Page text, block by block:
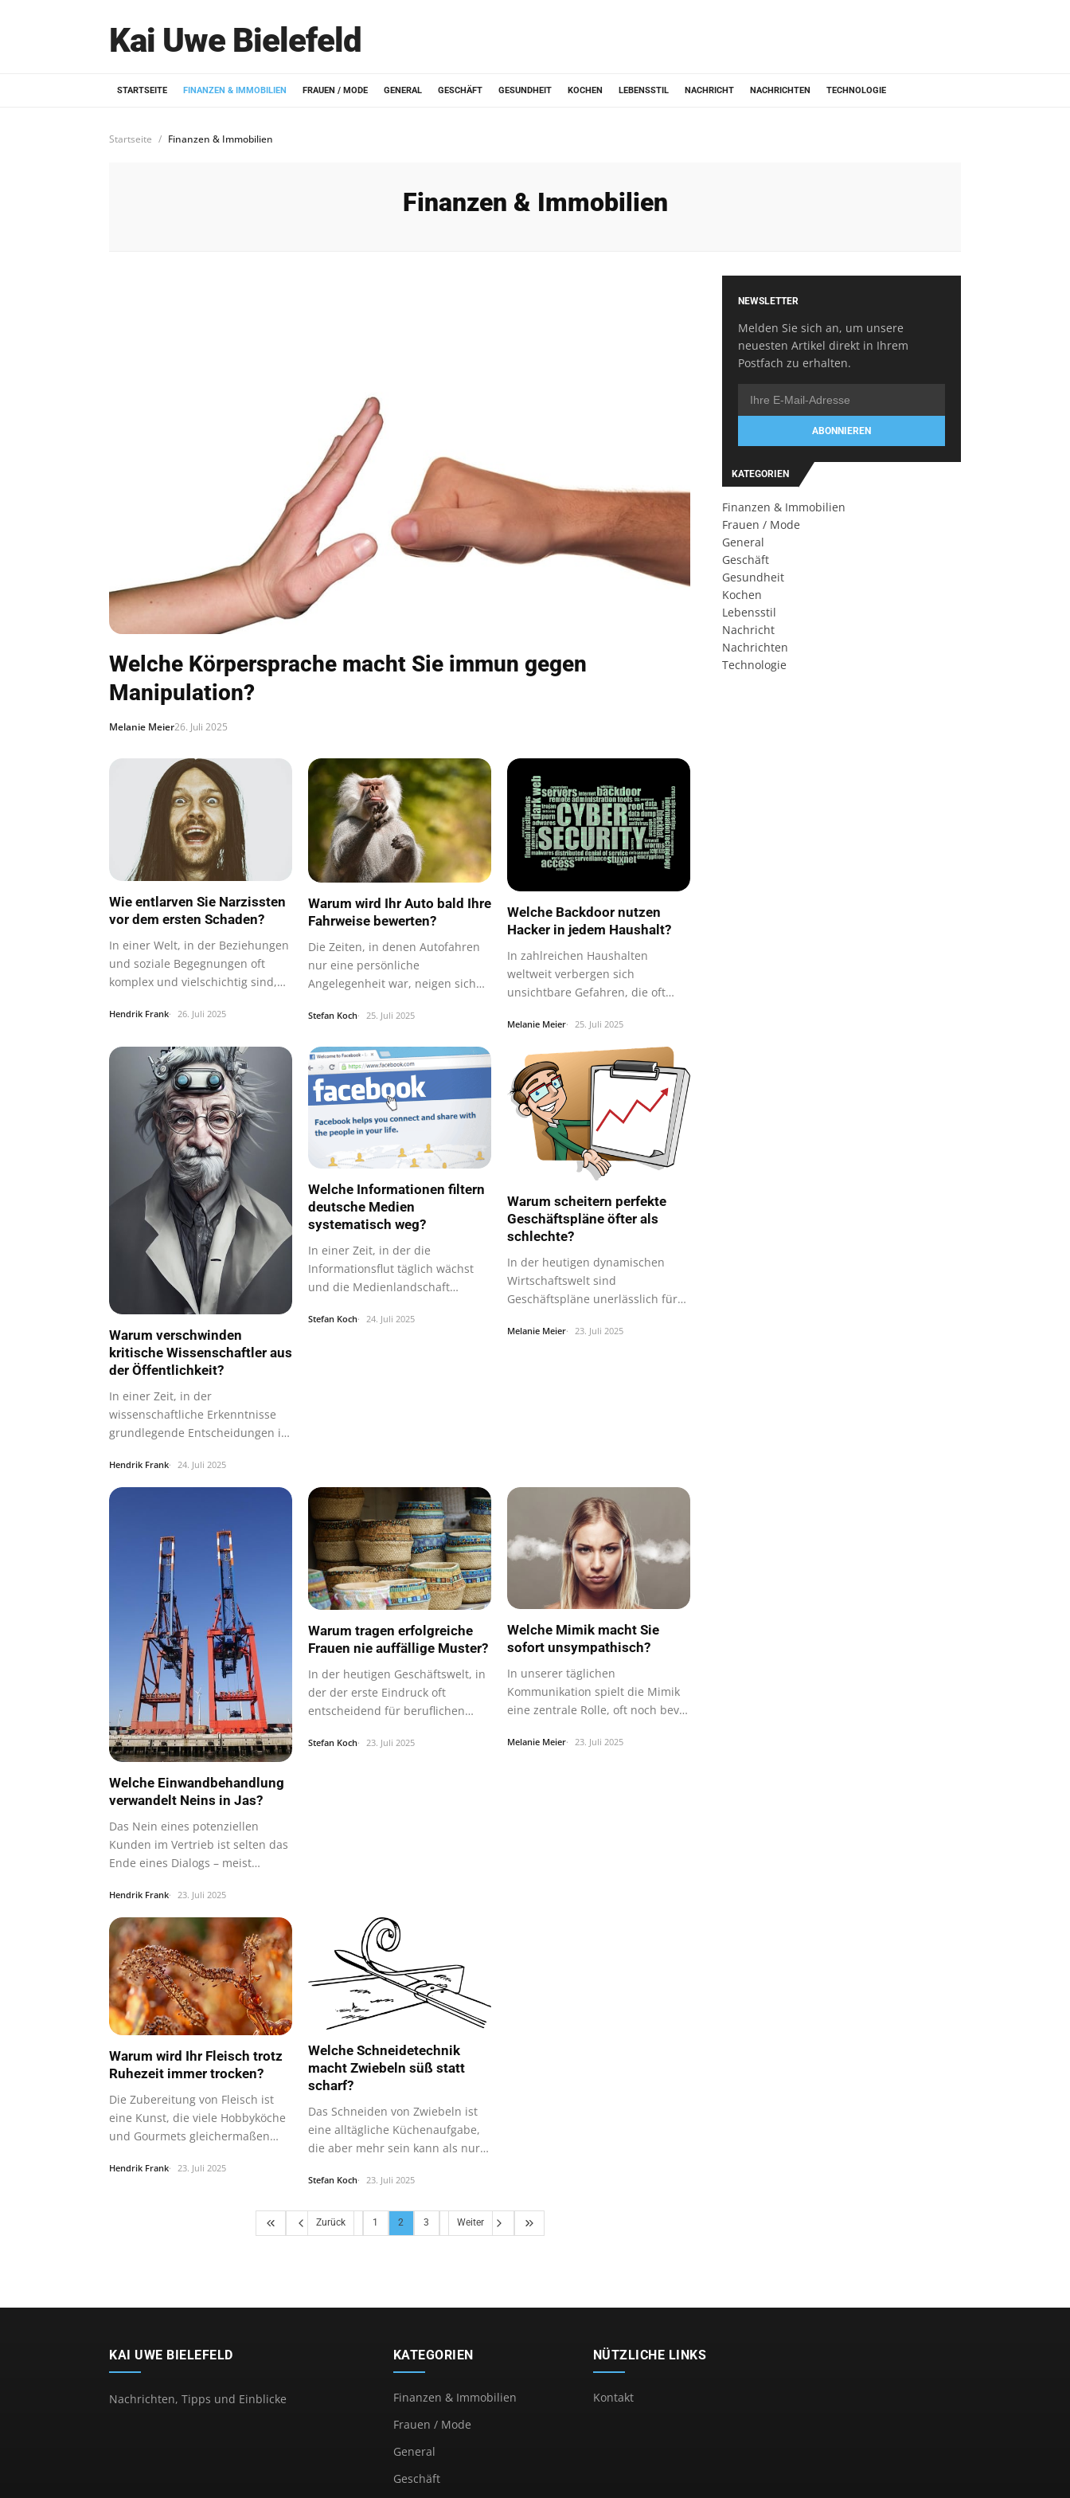
Kai Uwe Bielefeld
STARTSEITE FINANZEN & IMMOBILIEN FRAUEN / MODE GENERAL GESCHÄFT GESUNDHEIT KOCHEN LEBENSSTIL NACHRICHT NACHRICHTEN TECHNOLOGIE
Startseite Finanzen & Immobilien
Finanzen & Immobilien
Welche Körpersprache macht Sie immun gegen
Manipulation?
Melanie Meier26. Juli 2025
Wie entlarven Sie Narzissten
vor dem ersten Schaden?
In einer Welt, in der Beziehungen
und soziale Begegnungen oft
komplex und vielschichtig sind,
Hendrik Frank 26. Juli 2025
Warum wird Ihr Auto bald Ihre
Fahrweise bewerten?
Die Zeiten, in denen Autofahren
nur eine persönliche
Angelegenheit war, neigen sich
Stefan Koch 25. Juli 2025
Welche Backdoor nutzen
Hacker in jedem Haushalt?
In zahlreichen Haushalten
weltweit verbergen sich
unsichtbare Gefahren, die oft
Melanie Meier 25. Juli 2025
Warum verschwinden
kritische Wissenschaftler aus
der Öffentlichkeit?
In einer Zeit, in der
wissenschaftliche Erkenntnisse
grundlegende Entscheidungen in
Hendrik Frank 24. Juli 2025
Welche Informationen filtern
deutsche Medien
systematisch weg?
In einer Zeit, in der die
Informationsflut täglich wächst
und die Medienlandschaft
Stefan Koch 24. Juli 2025
Warum scheitern perfekte
Geschäftspläne öfter als
schlechte?
In der heutigen dynamischen
Wirtschaftswelt sind
Geschäftspläne unerlässlich für
Melanie Meier 23. Juli 2025
Welche Einwandbehandlung
verwandelt Neins in Jas?
Das Nein eines potenziellen
Kunden im Vertrieb ist selten das
Ende eines Dialogs – meist
Hendrik Frank 23. Juli 2025
Warum tragen erfolgreiche
Frauen nie auffällige Muster?
In der heutigen Geschäftswelt, in
der der erste Eindruck oft
entscheidend für beruflichen
Stefan Koch 23. Juli 2025
Welche Mimik macht Sie
sofort unsympathisch?
In unserer täglichen
Kommunikation spielt die Mimik
eine zentrale Rolle, oft noch bevor
Melanie Meier 23. Juli 2025
Warum wird Ihr Fleisch trotz
Ruhezeit immer trocken?
Die Zubereitung von Fleisch ist
eine Kunst, die viele Hobbyköche
und Gourmets gleichermaßen…
Hendrik Frank 23. Juli 2025
Welche Schneidetechnik
macht Zwiebeln süß statt
scharf?
Das Schneiden von Zwiebeln ist
eine alltägliche Küchenaufgabe,
die aber mehr sein kann als nur…
Stefan Koch 23. Juli 2025
Zurück 1 2 3 Weiter
NEWSLETTER
Melden Sie sich an, um unsere
neuesten Artikel direkt in Ihrem
Postfach zu erhalten.
ABONNIEREN
KATEGORIEN
Finanzen & Immobilien
Frauen / Mode
General
Geschäft
Gesundheit
Kochen
Lebensstil
Nachricht
Nachrichten
Technologie
KAI UWE BIELEFELD
Nachrichten, Tipps und Einblicke
KATEGORIEN
Finanzen & Immobilien
Frauen / Mode
General
Geschäft
NÜTZLICHE LINKS
Kontakt